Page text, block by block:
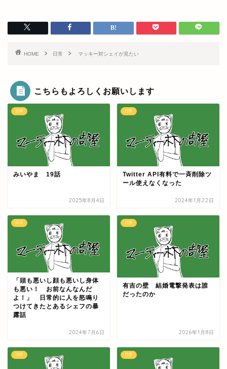
HOME 日常 マッキー対シェイが見たい
こちらもよろしくお願いします
日常
みいやま 19話
2025年8月4日
日常
Twitter API有料で一斉削除ツ
ール使えなくなった
2024年1月22日
日常
「頭も悪いし顔も悪いし身体
も悪い！ お前なんなんだ
よ！」 日常的に人を怒鳴り
つけてきたとあるシェフの暴
露話
2024年7月6日
日常
有吉の壁 結婚電撃発表は誰
だったのか
2026年1月8日
日常 日常